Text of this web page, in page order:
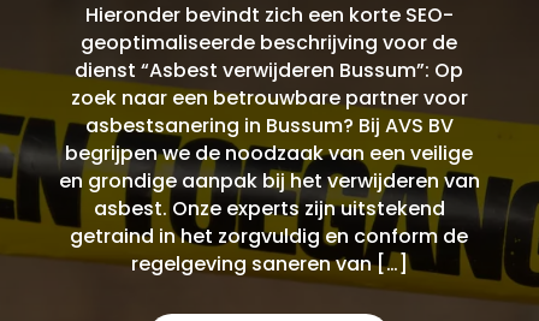
Hieronder bevindt zich een korte SEO-
geoptimaliseerde beschrijving voor de
dienst “Asbest verwijderen Bussum”: Op
zoek naar een betrouwbare partner voor
asbestsanering in Bussum? Bij AVS BV
begrijpen we de noodzaak van een veilige
en grondige aanpak bij het verwijderen van
asbest. Onze experts zijn uitstekend
getraind in het zorgvuldig en conform de
regelgeving saneren van […]